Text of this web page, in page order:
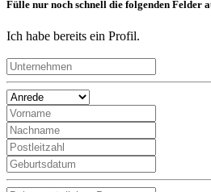
Fülle nur noch schnell die folgenden Felder
Ich habe bereits ein Profil.